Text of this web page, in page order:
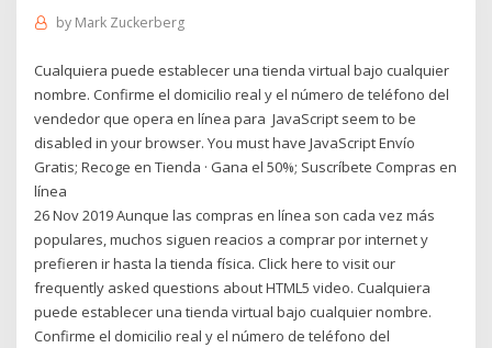
by Mark Zuckerberg
Cualquiera puede establecer una tienda virtual bajo cualquier
nombre. Confirme el domicilio real y el número de teléfono del
vendedor que opera en línea para JavaScript seem to be
disabled in your browser. You must have JavaScript Envío
Gratis; Recoge en Tienda · Gana el 50%; Suscríbete Compras en
línea
26 Nov 2019 Aunque las compras en línea son cada vez más
populares, muchos siguen reacios a comprar por internet y
prefieren ir hasta la tienda física. Click here to visit our
frequently asked questions about HTML5 video. Cualquiera
puede establecer una tienda virtual bajo cualquier nombre.
Confirme el domicilio real y el número de teléfono del